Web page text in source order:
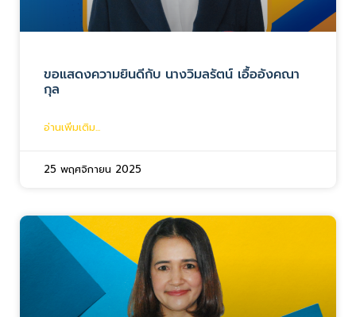
ขอแสดงความยินดีกับ นางวิมลรัตน์ เอื้ออังคณา
กุล
อ่านเพิ่มเติม...
25 พฤศจิกายน 2025